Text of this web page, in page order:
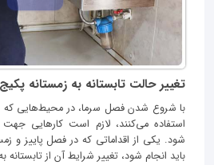
تغییر حالت تابستانه به زمستانه پکیج
با شروع شدن فصل سرما، در محیط‌هایی که
استفاده می‌کنند، لازم است کارهایی جهت
شود. یکی از اقداماتی که در فصل پاییز و
باید انجام شود، تغییر شرایط آن از تابستانه